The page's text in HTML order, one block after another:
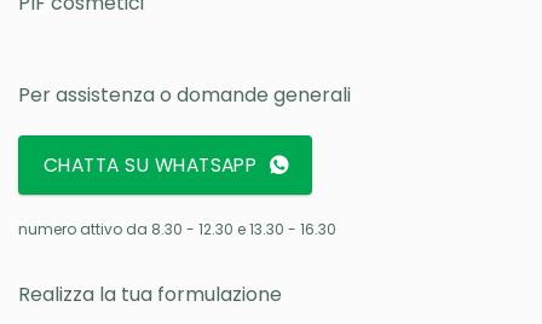
Per assistenza o domande generali
CHATTA SU WHATSAPP
numero attivo da 8.30 - 12.30 e 13.30 - 16.30
Realizza la tua formulazione